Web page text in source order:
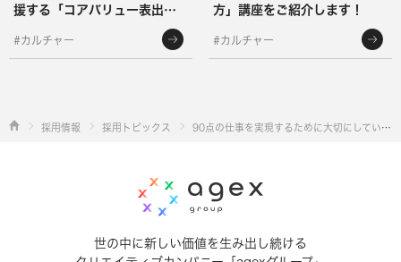
援する「コアバリュー表出化
プロジェクト」 をご紹介しま
す！
#カルチャー
方」講座をご紹介します！
#カルチャー
採用情報 採用トピックス 90点の仕事を実現するために大切にしている3つの考え方
世の中に新しい価値を生み出し続ける